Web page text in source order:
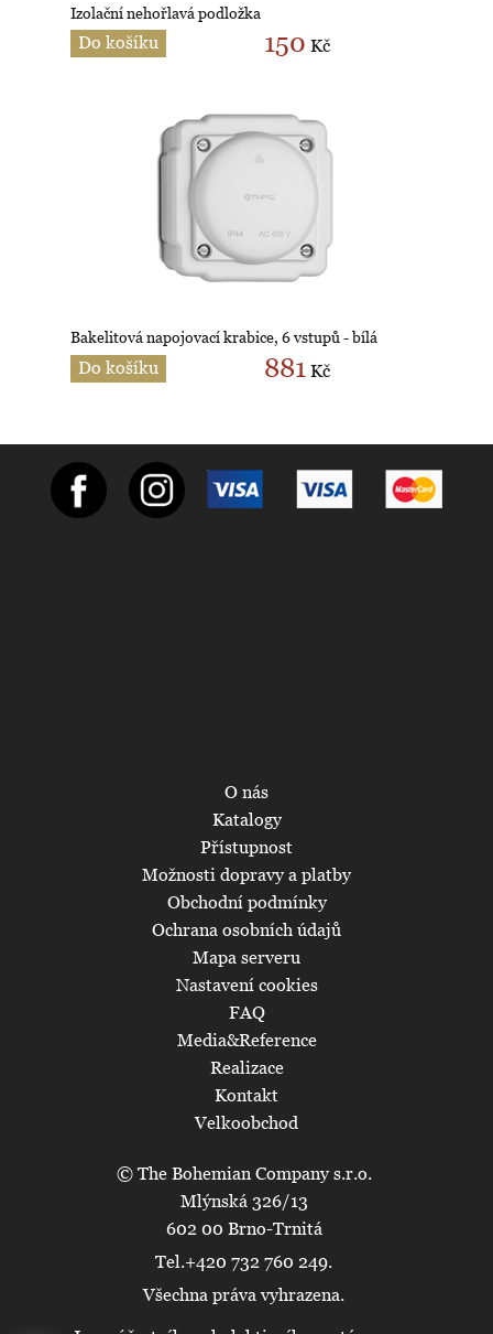
Izolační nehořlavá podložka
Do košíku 150 Kč
Bakelitová napojovací krabice, 6 vstupů - bílá
Do košíku 881 Kč
© The Bohemian Company s.r.o.
Mlýnská 326/13
602 00 Brno-Trnitá
Tel.+420 732 760 249.
Všechna práva vyhrazena.
O nás
Katalogy
Přístupnost
Možnosti dopravy a platby
Obchodní podmínky
Ochrana osobních údajů
Mapa serveru
Nastavení cookies
FAQ
Media&Reference
Realizace
Kontakt
Velkoobchod